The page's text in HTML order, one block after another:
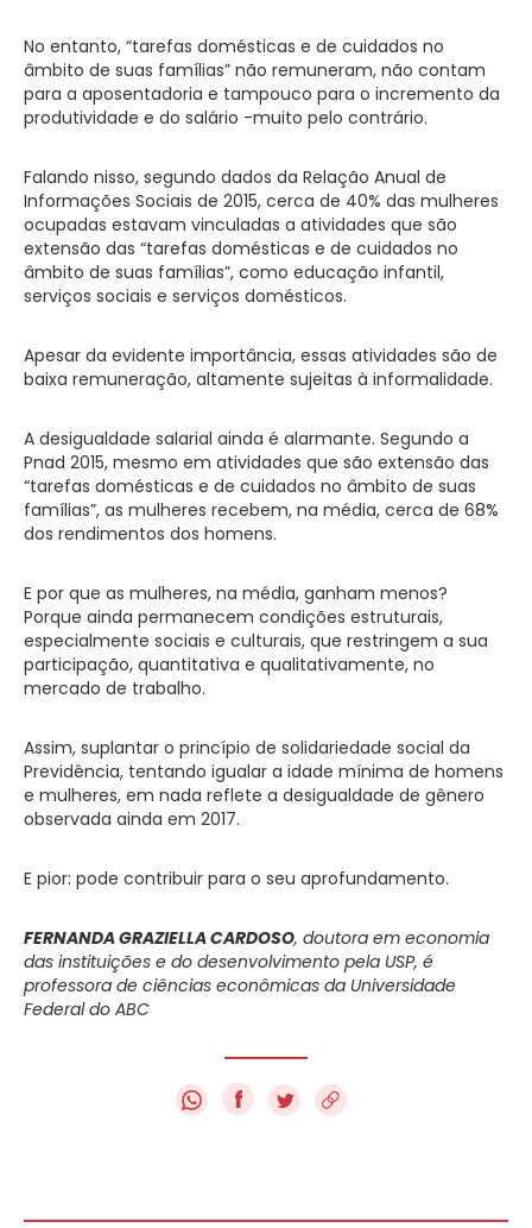
No entanto, “tarefas domésticas e de cuidados no
âmbito de suas famílias” não remuneram, não contam
para a aposentadoria e tampouco para o incremento da
produtividade e do salário -muito pelo contrário.
Falando nisso, segundo dados da Relação Anual de
Informações Sociais de 2015, cerca de 40% das mulheres
ocupadas estavam vinculadas a atividades que são
extensão das “tarefas domésticas e de cuidados no
âmbito de suas famílias”, como educação infantil,
serviços sociais e serviços domésticos.
Apesar da evidente importância, essas atividades são de
baixa remuneração, altamente sujeitas à informalidade.
A desigualdade salarial ainda é alarmante. Segundo a
Pnad 2015, mesmo em atividades que são extensão das
“tarefas domésticas e de cuidados no âmbito de suas
famílias”, as mulheres recebem, na média, cerca de 68%
dos rendimentos dos homens.
E por que as mulheres, na média, ganham menos?
Porque ainda permanecem condições estruturais,
especialmente sociais e culturais, que restringem a sua
participação, quantitativa e qualitativamente, no
mercado de trabalho.
Assim, suplantar o princípio de solidariedade social da
Previdência, tentando igualar a idade mínima de homens
e mulheres, em nada reflete a desigualdade de gênero
observada ainda em 2017.
E pior: pode contribuir para o seu aprofundamento.
FERNANDA GRAZIELLA CARDOSO, doutora em economia
das instituições e do desenvolvimento pela USP, é
professora de ciências econômicas da Universidade
Federal do ABC
f